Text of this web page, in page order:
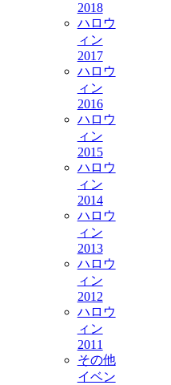
2018
ハロウ
ィン
2017
ハロウ
ィン
2016
ハロウ
ィン
2015
ハロウ
ィン
2014
ハロウ
ィン
2013
ハロウ
ィン
2012
ハロウ
ィン
2011
その他
イベン